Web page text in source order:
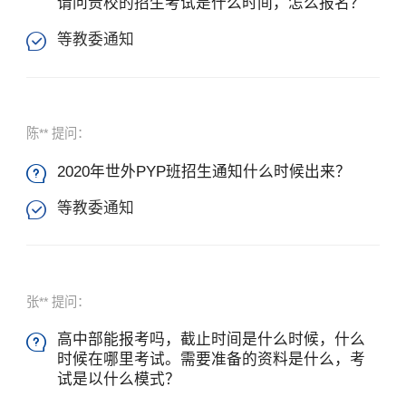
 等教委通知
陈** 提问：
 2020年世外PYP班招生通知什么时候出来？
 等教委通知
张** 提问：

高中部能报考吗，截止时间是什么时候，什么
时候在哪里考试。需要准备的资料是什么，考
试是以什么模式？